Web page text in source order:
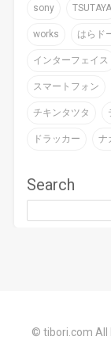
sony TSUTAYA
works はらド
インターフェイス
スマートフォン
チキンタツタ
ドラッカー ナ
Search
© tibori.com All